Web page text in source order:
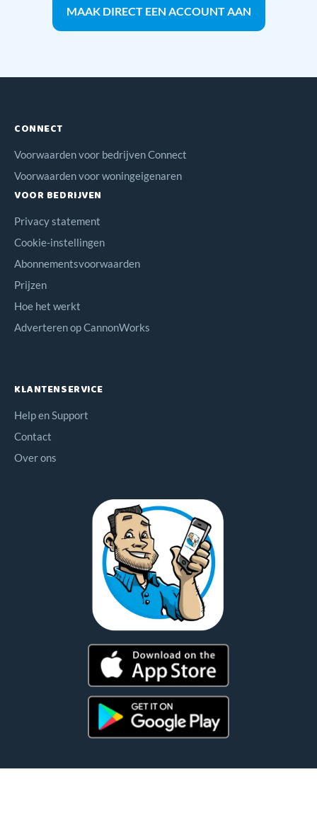
MAAK DIRECT EEN ACCOUNT AAN
CONNECT
Voorwaarden voor bedrijven Connect
Voorwaarden voor woningeigenaren
VOOR BEDRIJVEN
Privacy statement
Cookie-instellingen
Abonnementsvoorwaarden
Prijzen
Hoe het werkt
Adverteren op CannonWorks
KLANTENSERVICE
Help en Support
Contact
Over ons